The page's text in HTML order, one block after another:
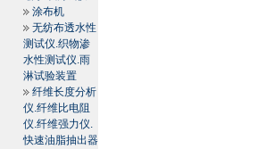
涂布机
无纺布透水性
测试仪.织物渗
水性测试仪.雨
淋试验装置
纤维长度分析
仪.纤维比电阻
仪.纤维强力仪.
快速油脂抽出器